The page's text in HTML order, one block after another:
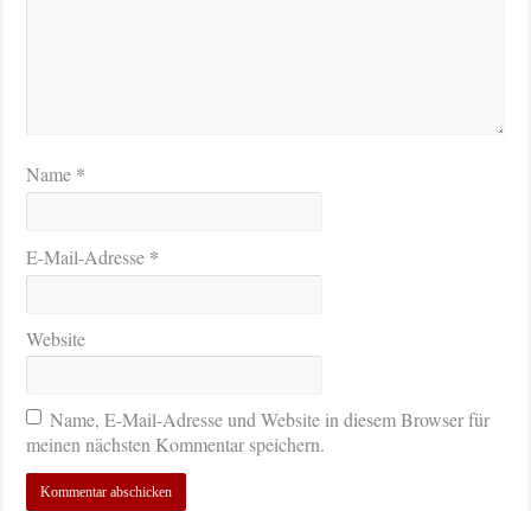
Name *
E-Mail-Adresse *
Website
Name, E-Mail-Adresse und Website in diesem Browser für
meinen nächsten Kommentar speichern.